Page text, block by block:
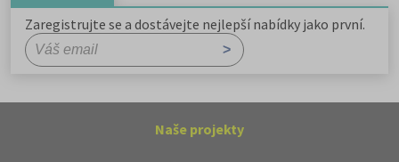
Zaregistrujte se a dostávejte nejlepší nabídky jako první.
Naše projekty